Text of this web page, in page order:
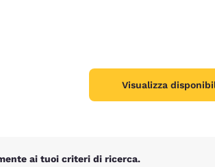
Visualizza
ai tuoi criteri di ricerca.